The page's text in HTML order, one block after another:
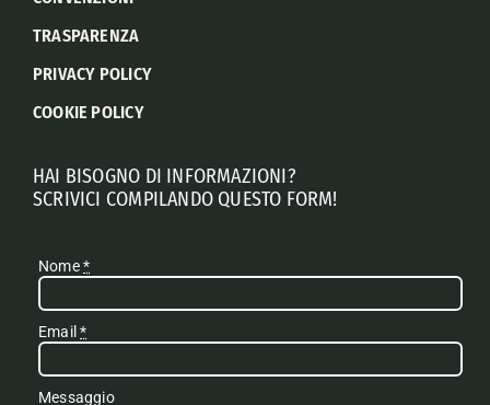
TRASPARENZA
PRIVACY POLICY
COOKIE POLICY
HAI BISOGNO DI INFORMAZIONI?
SCRIVICI COMPILANDO QUESTO FORM!
Nome*
Email*
Messaggio